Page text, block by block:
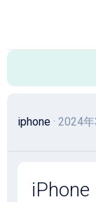
容
iphone · 2024